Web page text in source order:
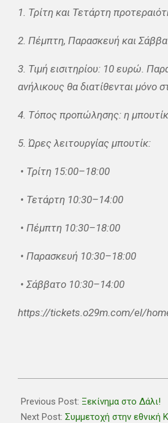
1. Τρίτη και Τετάρτη
2. Πέμπτη, Παρασκευή και
3. Τιμή εισιτηρίου: 10 ευρώ.
ανήλικους θα διατίθενται μόνο
4. Τόπος προπώλησης: η
5. Ώρες λειτουργίας μπουτίκ:
• Τρίτη 15:00–18:00
• Τετάρτη 10:30–14:00
• Πέμπτη 10:30–18:00
• Παρασκευή 10:30–18:00
• Σάββατο 10:30–14:00
https://tickets.o29m.com/el/
09-
09
Previous Post: Ξεκίνημα στο Δάλι!
Next Post: Συμμετοχή στην εθνική